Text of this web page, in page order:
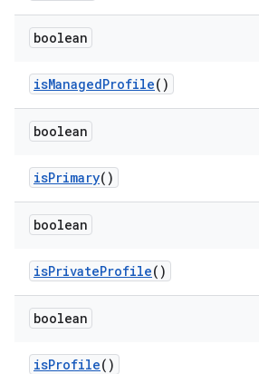
boolean
isManagedProfile()
boolean
isPrimary()
boolean
isPrivateProfile()
boolean
isProfile()